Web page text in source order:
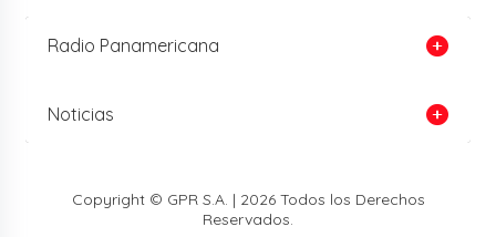
Radio Panamericana
Noticias
Copyright © GPR S.A. | 2026 Todos los Derechos
Reservados.